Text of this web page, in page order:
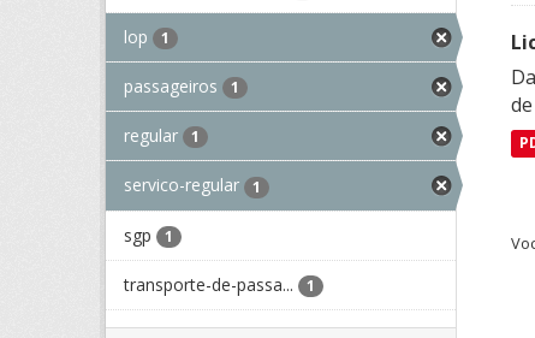
lop 1
passageiros 1
regular 1
servico-regular 1
sgp 1
transporte-de-passa... 1